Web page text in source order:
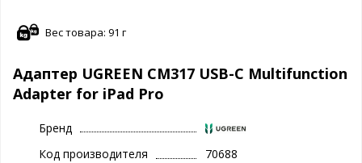
Вес товара: 91 г
Адаптер UGREEN CM317 USB-C Multifunction
Adapter for iPad Pro
Бренд
Код производителя
70688